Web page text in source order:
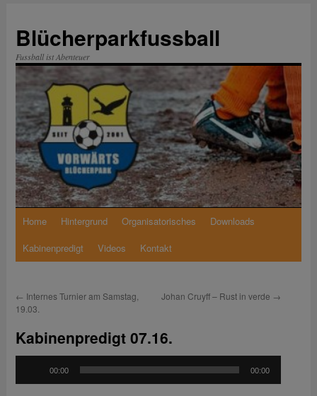
springen
Blücherparkfussball
Fussball ist Abenteuer
Home Hintergrund Organisatorisches
Downloads
Kabinenpredigt
Videos Kontakt
← Internes Turnier am Samstag,
19.03.
Johan Cruyff – Rust in verde →
Kabinenpredigt 07.16.
00:00 00:00